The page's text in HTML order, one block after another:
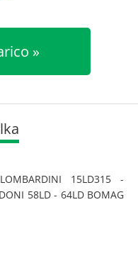
15LD315 -
58LD - 64LD BOMAG